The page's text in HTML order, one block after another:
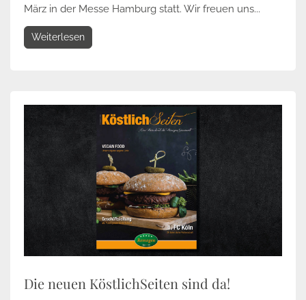
März in der Messe Hamburg statt. Wir freuen uns...
Weiterlesen
Die neuen KöstlichSeiten sind da!